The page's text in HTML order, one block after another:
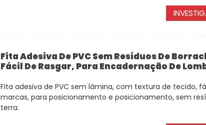
Fita Adesiva De PVC Sem Resíduos De
Fácil De Rasgar, Para Encadernação De
Fita adesiva de PVC sem lâmina, com textura de tecido,
marcas, para posicionamento e posicionamento, sem
terra.